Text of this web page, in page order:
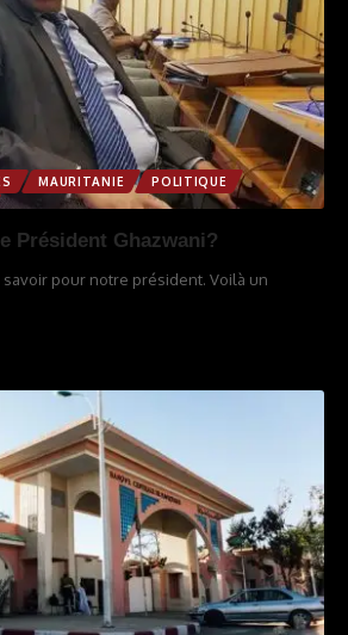
MAURITANIE
POLITIQUE
Président Ghazwani?
pour notre président. Voilà un